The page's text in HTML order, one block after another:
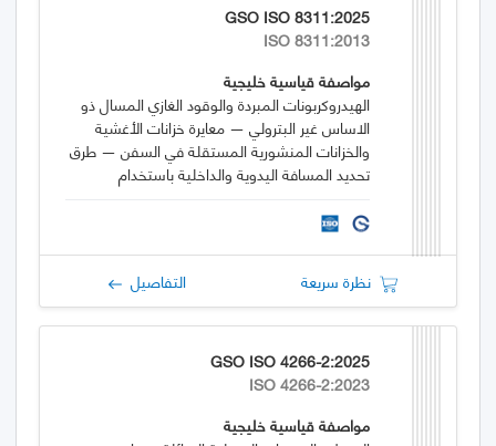
GSO ISO 8311:2025
ISO 8311:2013
مواصفة قياسية خليجية
الهيدروكربونات المبردة والوقود الغازي المسال ذو
الاساس غير البترولي — معايرة خزانات الأغشية
والخزانات المنشورية المستقلة في السفن — طرق
تحديد المسافة اليدوية والداخلية باستخدام
نظرة سريعة التفاصيل
GSO ISO 4266-2:2025
ISO 4266-2:2023
مواصفة قياسية خليجية